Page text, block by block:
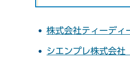
株式会社ティーディ
シエンプレ株式会社